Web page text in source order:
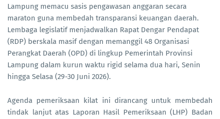
Lampung memacu sasis pengawasan anggaran secara
maraton guna membedah transparansi keuangan daerah.
Lembaga legislatif menjadwalkan Rapat Dengar Pendapat
(RDP) berskala masif dengan memanggil 48 Organisasi
Perangkat Daerah (OPD) di lingkup Pemerintah Provinsi
Lampung dalam kurun waktu rigid selama dua hari, Senin
hingga Selasa (29-30 Juni 2026).
Agenda pemeriksaan kilat ini dirancang untuk membedah
tindak lanjut atas Laporan Hasil Pemeriksaan (LHP) Badan